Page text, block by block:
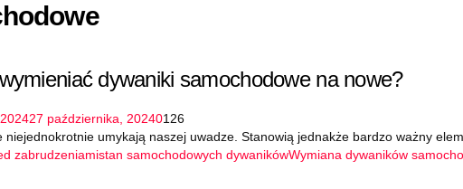
dywaniki samochodowe na nowe?
27 października, 20240126
umykają naszej uwadze. Stanowią jednakże bardzo ważny
zabrudzeniamistan samochodowych dywanikówWymiana dywaników